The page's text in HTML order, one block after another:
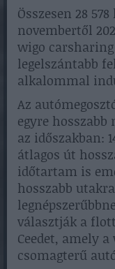
Összesen 28
novembertől
wigo
legelszántabb
alkalommal
Az
egyre
az időszakban:
átlagos út
időtartam is
hosszabb
választják a
Ceedet, amely
csomagterű